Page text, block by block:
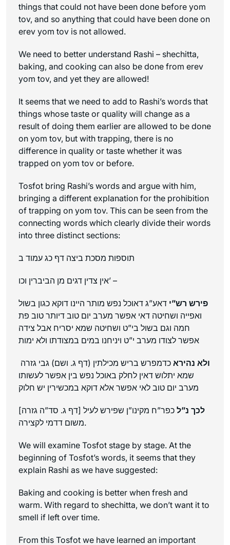
things that could not have been done before yom
tov, and so anything that could have been done on
erev yom tov is not allowed.
We need to better understand Rashi – shechitta,
baking, and cooking can also be done from erev
yom tov, and yet they are allowed!
It seems that we need to add to Rashi’s words that
things whose taste or quality will change as a
result of doing them earlier are allowed to be done
on yom tov, but with trapping, there is no
difference in quality or taste whether it was
trapped on yom tov or before.
Tosfot bring Rashi’s words and argue with him,
bringing a different explanation for the prohibition
of trapping on yom tov. This can be seen from the
connecting words which clearly divide their words
into three distinct sections:
תוספות מסכת ביצה דף כג עמוד ב
אין צדין דגים מן הביברין וכו’ –
פירש רש”י דאע”ג דאוכל נפש מותר היינו דוקא כגון בשול
ואפייה ושחיטה דאי אפשר מערב יום טוב דיותר טוב פת
חמה וגם בשול בי”ט ושחיטה שמא יסריח אבל צידה
אפשר לצודו מערב י”ט ויניחנו במים במצודתו ולא ימות
ולא נהירא כדמפרש בריש מכילתין (דף ג. ושם) גבי גזרה
שמא יתלוש דאין לחלק באוכל נפש בין אפשר לעשותו
מערב יום טוב לאי אפשר אלא דוקא במכשירין יש חלוק
לכך נ”ל כפר”ח מקינו”ן שפירש לעיל [דף ג. סד”ה גזרה]
משום דדמי לקצירה.
We will examine Tosfot stage by stage. At the
beginning of Tosfot’s words, it seems that they
explain Rashi as we have suggested:
Baking and cooking is better when fresh and
warm. With regard to shechitta, we don’t want it to
smell if left over time.
From this Tosfot we have learned an important